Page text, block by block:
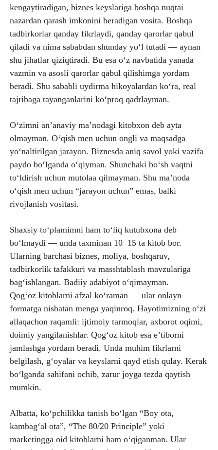
kengaytiradigan, biznes keyslariga boshqa nuqtai
nazardan qarash imkonini beradigan vosita. Boshqa
tadbirkorlar qanday fikrlaydi, qanday qarorlar qabul
qiladi va nima sababdan shunday yo‘l tutadi — aynan
shu jihatlar qiziqtiradi. Bu esa o‘z navbatida yanada
vazmin va asosli qarorlar qabul qilishimga yordam
beradi. Shu sababli uydirma hikoyalardan ko‘ra, real
tajribaga tayanganlarini ko‘proq qadrlayman.
O‘zimni an’anaviy ma’nodagi kitobxon deb ayta
olmayman. O‘qish men uchun ongli va maqsadga
yo‘naltirilgan jarayon. Biznesda aniq savol yoki vazifa
paydo bo‘lganda o‘qiyman. Shunchaki bo‘sh vaqtni
to‘ldirish uchun mutolaa qilmayman. Shu ma’noda
o‘qish men uchun “jarayon uchun” emas, balki
rivojlanish vositasi.
Shaxsiy to‘plamimni ham to‘liq kutubxona deb
bo‘lmaydi — unda taxminan 10−15 ta kitob bor.
Ularning barchasi biznes, moliya, boshqaruv,
tadbirkorlik tafakkuri va masshtablash mavzulariga
bag‘ishlangan. Badiiy adabiyot o‘qimayman.
Qog‘oz kitoblarni afzal ko‘raman — ular onlayn
formatga nisbatan menga yaqinroq. Hayotimizning o‘zi
allaqachon raqamli: ijtimoiy tarmoqlar, axborot oqimi,
doimiy yangilanishlar. Qog‘oz kitob esa e’tiborni
jamlashga yordam beradi. Unda muhim fikrlarni
belgilash, g‘oyalar va keyslarni qayd etish qulay. Kerak
bo‘lganda sahifani ochib, zarur joyga tezda qaytish
mumkin.
Albatta, ko‘pchilikka tanish bo‘lgan “Boy ota,
kambag‘al ota”, “The 80/20 Principle” yoki
marketingga oid kitoblarni ham o‘qiganman. Ular